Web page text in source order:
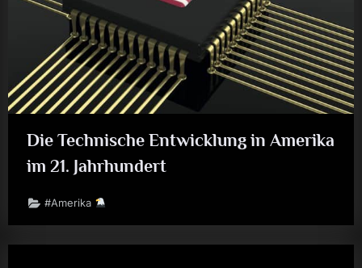
Die Technische Entwicklung in Amerika
im 21. Jahrhundert
#Amerika